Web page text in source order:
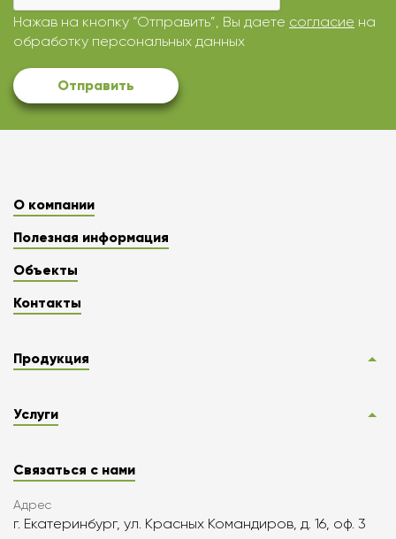
Нажав на кнопку “Отправить”, Вы даете согласие на
обработку персональных данных
Отправить
О компании
Полезная информация
Объекты
Контакты
Продукция
Услуги
Связаться с нами
Адрес
г. Екатеринбург, ул. Красных Командиров, д. 16, оф. 3